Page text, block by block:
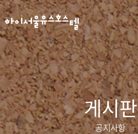
게시판
공지사항